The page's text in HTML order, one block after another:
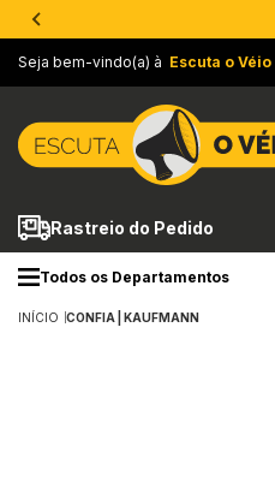
Seja bem-vindo(a) à Escuta o Véio
Rastreio do Pedido
Todos os Departamentos
INÍCIO CONFIA | KAUFMANN